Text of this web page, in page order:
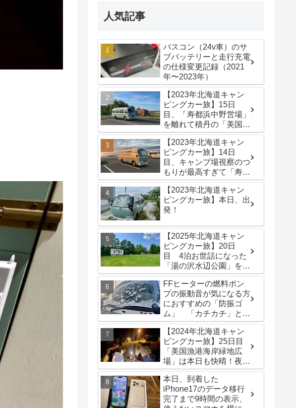
人気記事
バスコン（24v車）のサ
ブバッテリーと走行充電
の仕様変更記録（2021
年〜2023年）
【2023年北海道キャン
ピングカー旅】15日
目、「寿都浜中野営場」
を離れて積丹の「美国漁
港海岸緑地広場」でター
プテントを立てる
【2023年北海道キャン
ピングカー旅】14日
目、キャンプ場視察のつ
もりが最高すぎて「寿都
浜中野営場」滞在するこ
とに
【2023年北海道キャン
ピングカー旅】本日、出
発！
【2025年北海道キャン
ピングカー旅】20日
目 4泊お世話になった
「湯の沢水辺公園」を出
発し、「函館トヨタ 森
店」でキャンピングカー
のオイル交換完了！今日
は伊達市の「徳舜瞥山麓
キャンプ場」へ
FFヒーターの燃料ポン
プの振動音が気になる方
におすすめの「防振ゴ
ム」 「カチカチ」とい
う機械音は別対策が必要
です
【2024年北海道キャン
ピングカー旅】25日目
「美国漁港海岸緑地広
場」は本日も快晴！夜は
タマスケさんと尚ちゃん
と3人でBBQを楽しみま
した♪
本日、到着した
iPhone17のデータ移行
完了まで9時間の表示、